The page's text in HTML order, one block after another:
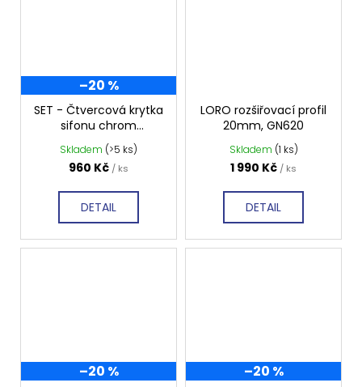
–20 %
SET - Čtvercová krytka
sifonu chrom
KSM104CH + sifon
SN90
Skladem (>5 ks)
960 Kč / ks
DETAIL
LORO rozšiřovací profil
20mm, GN620
Skladem (1 ks)
1 990 Kč / ks
DETAIL
–20 % –20 %